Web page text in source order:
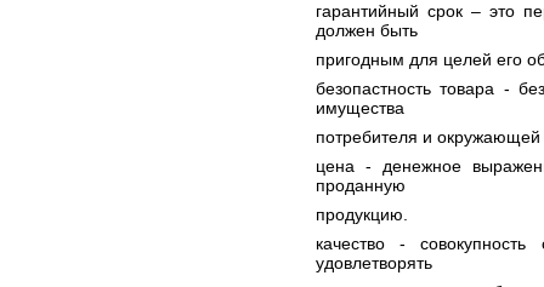
гарантийный срок – это
должен быть
пригодным для целей его
безопастность товара -
имущества
потребителя и
цена - денежное
проданную
продукцию.
качество - совокупность
удовлетворять